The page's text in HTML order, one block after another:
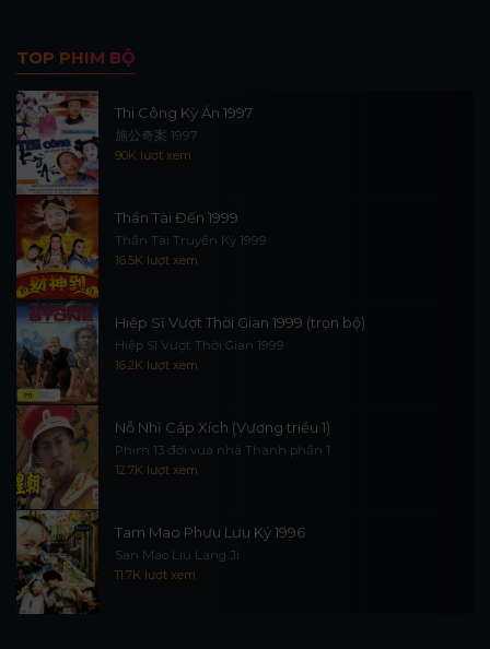
TOP PHIM BỘ
Thi Công Kỳ Án 1997
施公奇案 1997
90K lượt xem
Thần Tài Đến 1999
Thần Tài Truyền Kỳ 1999
16.5K lượt xem
Hiệp Sĩ Vượt Thời Gian 1999 (trọn bộ)
Hiệp Sĩ Vượt Thời Gian 1999
16.2K lượt xem
Nỗ Nhĩ Cáp Xích (Vương triều 1)
Phim 13 đời vua nhà Thanh phần 1
12.7K lượt xem
Tam Mao Phưu Lưu Ký 1996
San Mao Liu Lang Ji
11.7K lượt xem